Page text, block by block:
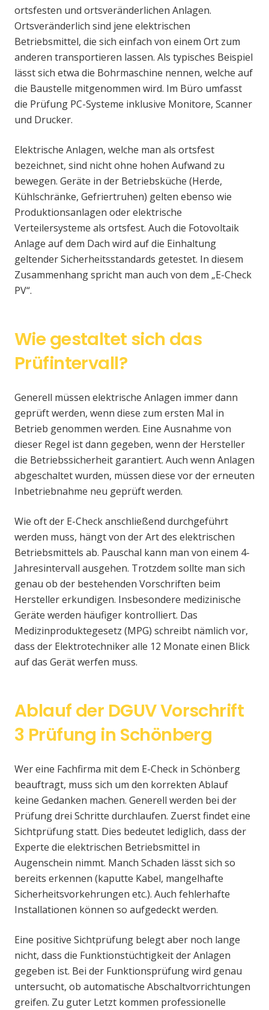
ortsfesten und ortsveränderlichen Anlagen.
Ortsveränderlich sind jene elektrischen
Betriebsmittel, die sich einfach von einem Ort zum
anderen transportieren lassen. Als typisches Beispiel
lässt sich etwa die Bohrmaschine nennen, welche auf
die Baustelle mitgenommen wird. Im Büro umfasst
die Prüfung PC-Systeme inklusive Monitore, Scanner
und Drucker.
Elektrische Anlagen, welche man als ortsfest
bezeichnet, sind nicht ohne hohen Aufwand zu
bewegen. Geräte in der Betriebsküche (Herde,
Kühlschränke, Gefriertruhen) gelten ebenso wie
Produktionsanlagen oder elektrische
Verteilersysteme als ortsfest. Auch die Fotovoltaik
Anlage auf dem Dach wird auf die Einhaltung
geltender Sicherheitsstandards getestet. In diesem
Zusammenhang spricht man auch von dem „E-Check
PV“.
Wie gestaltet sich das
Prüfintervall?
Generell müssen elektrische Anlagen immer dann
geprüft werden, wenn diese zum ersten Mal in
Betrieb genommen werden. Eine Ausnahme von
dieser Regel ist dann gegeben, wenn der Hersteller
die Betriebssicherheit garantiert. Auch wenn Anlagen
abgeschaltet wurden, müssen diese vor der erneuten
Inbetriebnahme neu geprüft werden.
Wie oft der E-Check anschließend durchgeführt
werden muss, hängt von der Art des elektrischen
Betriebsmittels ab. Pauschal kann man von einem 4-
Jahresintervall ausgehen. Trotzdem sollte man sich
genau ob der bestehenden Vorschriften beim
Hersteller erkundigen. Insbesondere medizinische
Geräte werden häufiger kontrolliert. Das
Medizinproduktegesetz (MPG) schreibt nämlich vor,
dass der Elektrotechniker alle 12 Monate einen Blick
auf das Gerät werfen muss.
Ablauf der DGUV Vorschrift
3 Prüfung in Schönberg
Wer eine Fachfirma mit dem E-Check in Schönberg
beauftragt, muss sich um den korrekten Ablauf
keine Gedanken machen. Generell werden bei der
Prüfung drei Schritte durchlaufen. Zuerst findet eine
Sichtprüfung statt. Dies bedeutet lediglich, dass der
Experte die elektrischen Betriebsmittel in
Augenschein nimmt. Manch Schaden lässt sich so
bereits erkennen (kaputte Kabel, mangelhafte
Sicherheitsvorkehrungen etc.). Auch fehlerhafte
Installationen können so aufgedeckt werden.
Eine positive Sichtprüfung belegt aber noch lange
nicht, dass die Funktionstüchtigkeit der Anlagen
gegeben ist. Bei der Funktionsprüfung wird genau
untersucht, ob automatische Abschaltvorrichtungen
greifen. Zu guter Letzt kommen professionelle